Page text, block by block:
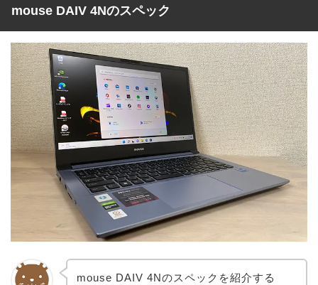
mouse DAIV 4Nのスペック
mouse DAIV 4Nのスペックを紹介する